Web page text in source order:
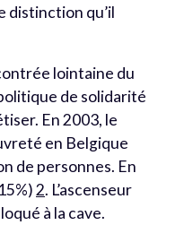
qu’il
lointaine du
de solidarité
En 2003, le
en Belgique
de personnes. En
2. L’ascenseur
à la cave.